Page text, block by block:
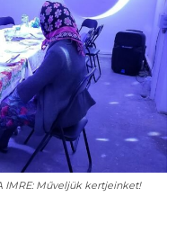
IMRE: Műveljük kertjeinket!